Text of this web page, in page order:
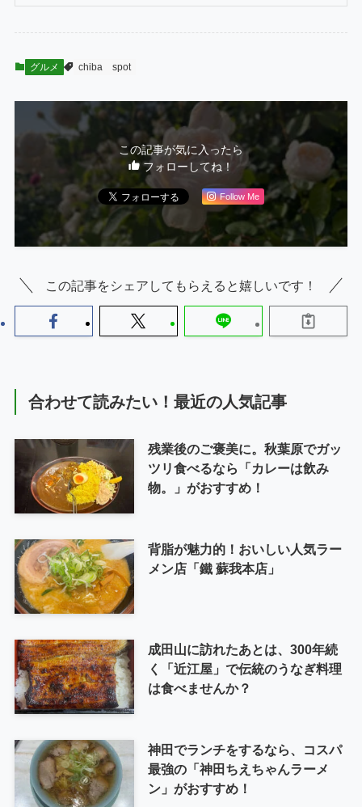
グルメ chiba spot
この記事が気に入ったら
フォローしてね！
Follow Me
この記事をシェアしてもらえると嬉しいです！
合わせて読みたい！最近の人気記事
残業後のご褒美に。秋葉原でガッ
ツリ食べるなら「カレーは飲み
物。」がおすすめ！
背脂が魅力的！おいしい人気ラー
メン店「鐵 蘇我本店」
成田山に訪れたあとは、300年続
く「近江屋」で伝統のうなぎ料理
は食べませんか？
神田でランチをするなら、コスパ
最強の「神田ちえちゃんラーメ
ン」がおすすめ！